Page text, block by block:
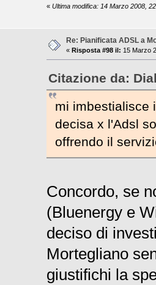
« Ultima modifica: 14 Marzo 2008,
Re: Pianificata ADSL a
« Risposta #98 il: 15 Marzo
Citazione da:
mi imbestialisce
decisa x l'Adsl
offrendo il
Concordo, se
(Bluenergy e
deciso di
Mortegliano
giustifichi la